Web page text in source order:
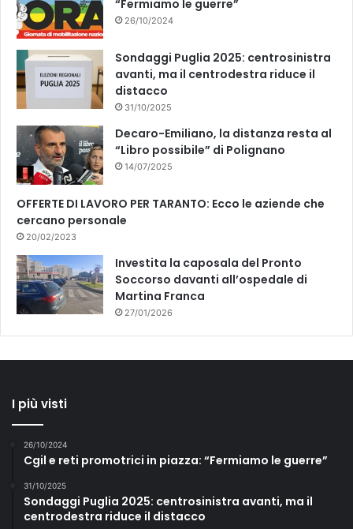
“Fermiamo le guerre”
26/10/2024
Sondaggi Puglia 2025: centrosinistra
avanti, ma il centrodestra riduce il
distacco
31/10/2025
Decaro-Emiliano, la distanza resta al
“Libro possibile” di Polignano
14/07/2025
OFFERTE DI LAVORO PER TARANTO: Ecco le aziende che
cercano personale
20/02/2023
Investita la caposala del Pronto
Soccorso davanti all’ospedale di
Martina Franca
27/01/2026
I più visti
26/10/2024
Cgil e reti promotrici in piazza: “Fermiamo le guerre”
31/10/2025
Sondaggi Puglia 2025: centrosinistra avanti, ma il
centrodestra riduce il distacco